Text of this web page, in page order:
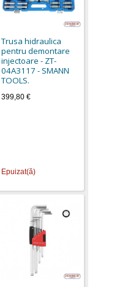
Trusa hidraulica
pentru demontare
injectoare - ZT-
04A3117 - SMANN
TOOLS.
399,80 €
Epuizat(ă)